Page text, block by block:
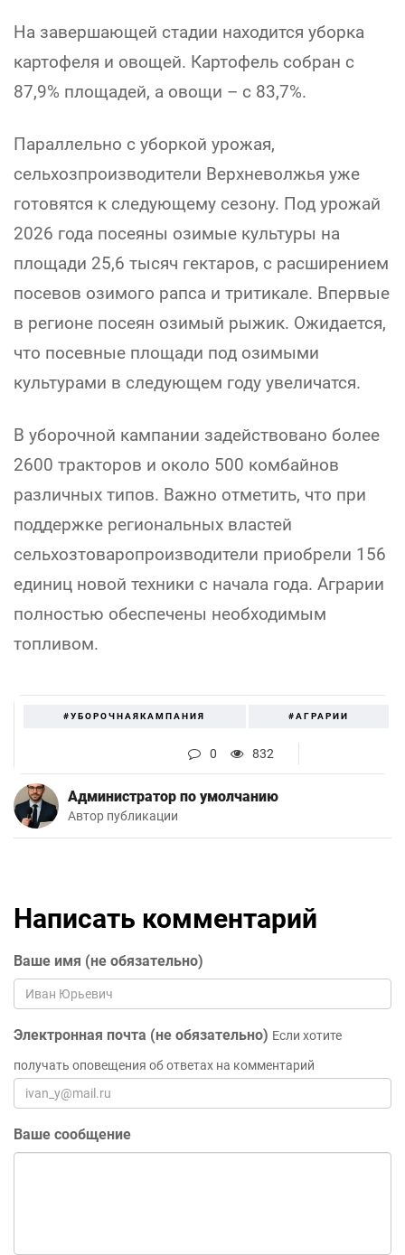
На завершающей стадии находится уборка
картофеля и овощей. Картофель собран с
87,9% площадей, а овощи – с 83,7%.
Параллельно с уборкой урожая,
сельхозпроизводители Верхневолжья уже
готовятся к следующему сезону. Под урожай
2026 года посеяны озимые культуры на
площади 25,6 тысяч гектаров, с расширением
посевов озимого рапса и тритикале. Впервые
в регионе посеян озимый рыжик. Ожидается,
что посевные площади под озимыми
культурами в следующем году увеличатся.
В уборочной кампании задействовано более
2600 тракторов и около 500 комбайнов
различных типов. Важно отметить, что при
поддержке региональных властей
сельхозтоваропроизводители приобрели 156
единиц новой техники с начала года. Аграрии
полностью обеспечены необходимым
топливом.
#УБОРОЧНАЯКАМПАНИЯ #АГРАРИИ
0 832
Администратор по умолчанию
Автор публикации
Написать комментарий
Ваше имя (не обязательно)
Электронная почта (не обязательно) Если хотите
получать оповещения об ответах на комментарий
Ваше сообщение